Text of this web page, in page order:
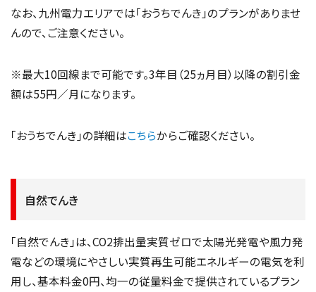
なお、九州電力エリアでは「おうちでんき」のプランがありませ
んので、ご注意ください。
※最大10回線まで可能です。3年目（25ヵ月目）以降の割引金
額は55円／月になります。
「おうちでんき」の詳細はこちらからご確認ください。
自然でんき
「自然でんき」は、CO2排出量実質ゼロで太陽光発電や風力発
電などの環境にやさしい実質再生可能エネルギーの電気を利
用し、基本料金0円、均一の従量料金で提供されているプラン